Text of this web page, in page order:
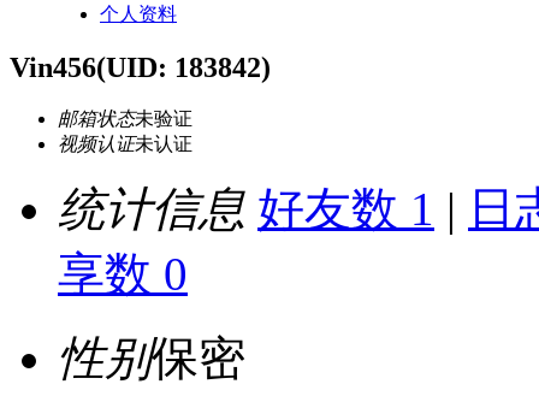
个人资料
Vin456(UID: 183842)
邮箱状态未验证
视频认证未认证
统计信息 好友数 1 | 日
享数 0
性别保密